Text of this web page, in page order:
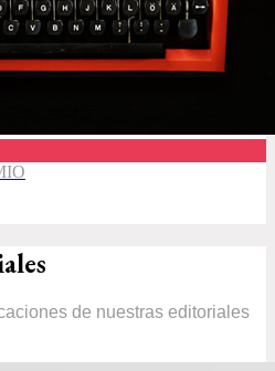
de nuestras editoriales